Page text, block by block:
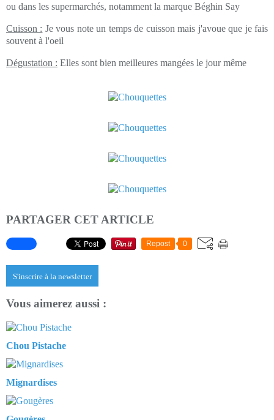
ou dans les supermarchés, notamment la marque Béghin Say
Cuisson : Je vous note un temps de cuisson mais j'avoue que je fais
souvent à l'oeil
Dégustation : Elles sont bien meilleures mangées le jour même
PARTAGER CET ARTICLE
Repost 0
S'inscrire à la newsletter
Vous aimerez aussi :
Chou Pistache
Mignardises